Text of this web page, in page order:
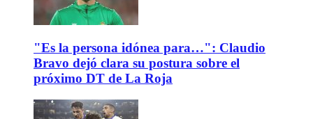
"Es la persona idónea para…": Claudio
Bravo dejó clara su postura sobre el
próximo DT de La Roja